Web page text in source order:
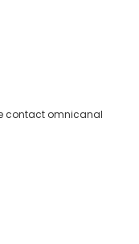
contact omnicanal